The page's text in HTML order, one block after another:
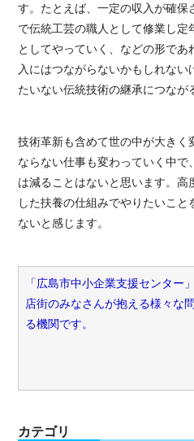
す。たとえば、一定の収入が確
で伝統工芸の職人として修業し定
としてやっていく、などの形で
入にはつながらないかもしれない
たいない伝統技術の継承につなが
技術革新も含めて世の中が大き
ならない仕事も変わっていく中
は減ることはないと思います。高
した扶養の仕組みでやりたいこ
ないと感じます。
「広島市中小企業支援センター
店街のみなさんが抱える様々な
る機関です。
カテゴリ